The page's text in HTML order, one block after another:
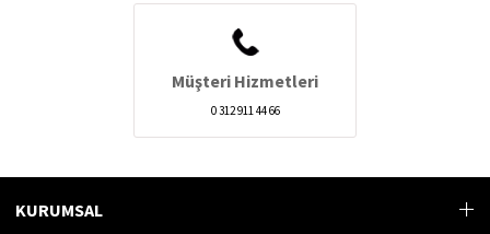
Müşteri Hizmetleri
0 312 911 44 66
KURUMSAL